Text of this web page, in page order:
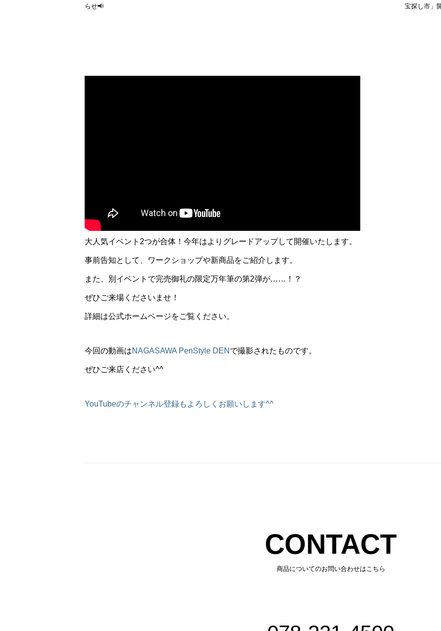
らせ📢
宝探し市」
大人気イベント2つが合体！今年はよりグレードアップして開催いたします。
事前告知として、ワークショップや新商品をご紹介します。
また、別イベントで完売御礼の限定万年筆の第2弾が……！？
ぜひご来場くださいませ！
詳細は公式ホームページをご覧ください。
今回の動画はNAGASAWA PenStyle DEN で撮影されたものです。
ぜひご来店ください^^
YouTubeのチャンネル登録もよろしくお願いします^^
CONTACT
商品についてのお問い合わせはこちら